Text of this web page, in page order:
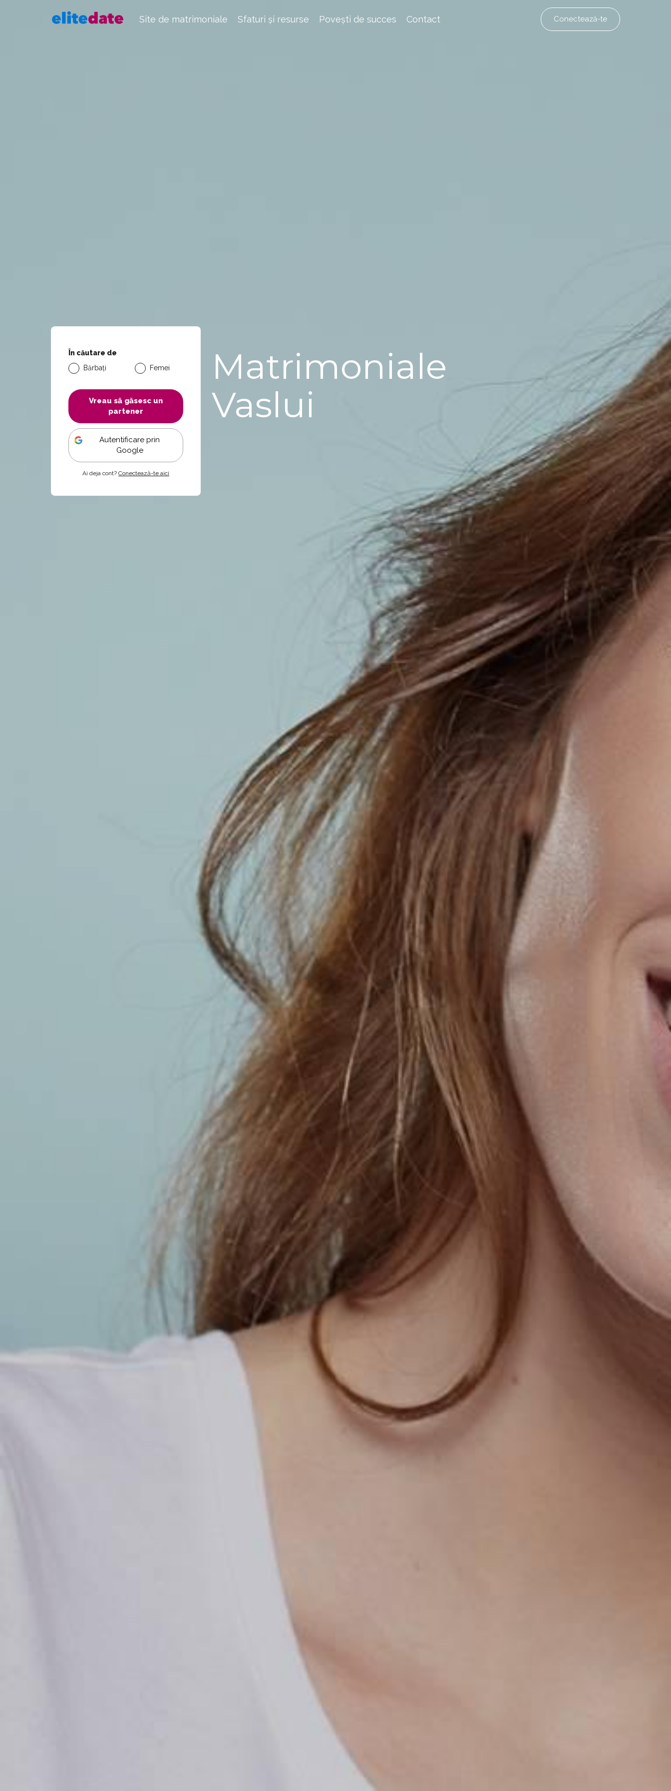
Site de matrimoniale Sfaturi și resurse Povești de succes Contact Conectează-te
În căutare de
Bărbați
Femei
Vreau să găsesc un
partener
Autentificare prin
Google
Ai deja cont? Conectează-te aici
Matrimoniale
Vaslui